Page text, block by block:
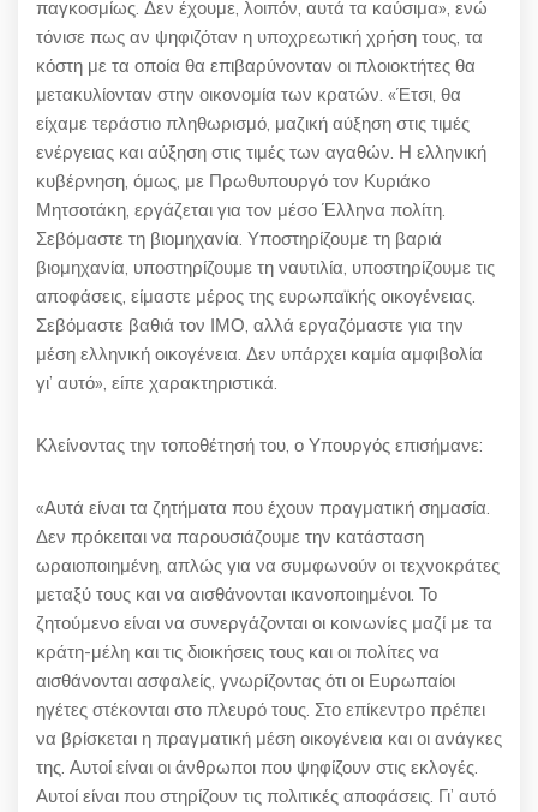
παγκοσμίως. Δεν έχουμε, λοιπόν, αυτά τα καύσιμα», ενώ
τόνισε πως αν ψηφιζόταν η υποχρεωτική χρήση τους, τα
κόστη με τα οποία θα επιβαρύνονταν οι πλοιοκτήτες θα
μετακυλίονταν στην οικονομία των κρατών. «Έτσι, θα
είχαμε τεράστιο πληθωρισμό, μαζική αύξηση στις τιμές
ενέργειας και αύξηση στις τιμές των αγαθών. Η ελληνική
κυβέρνηση, όμως, με Πρωθυπουργό τον Κυριάκο
Μητσοτάκη, εργάζεται για τον μέσο Έλληνα πολίτη.
Σεβόμαστε τη βιομηχανία. Υποστηρίζουμε τη βαριά
βιομηχανία, υποστηρίζουμε τη ναυτιλία, υποστηρίζουμε τις
αποφάσεις, είμαστε μέρος της ευρωπαϊκής οικογένειας.
Σεβόμαστε βαθιά τον ΙΜΟ, αλλά εργαζόμαστε για την
μέση ελληνική οικογένεια. Δεν υπάρχει καμία αμφιβολία
γι’ αυτό», είπε χαρακτηριστικά.
Κλείνοντας την τοποθέτησή του, ο Υπουργός επισήμανε:
«Αυτά είναι τα ζητήματα που έχουν πραγματική σημασία.
Δεν πρόκειται να παρουσιάζουμε την κατάσταση
ωραιοποιημένη, απλώς για να συμφωνούν οι τεχνοκράτες
μεταξύ τους και να αισθάνονται ικανοποιημένοι. Το
ζητούμενο είναι να συνεργάζονται οι κοινωνίες μαζί με τα
κράτη-μέλη και τις διοικήσεις τους και οι πολίτες να
αισθάνονται ασφαλείς, γνωρίζοντας ότι οι Ευρωπαίοι
ηγέτες στέκονται στο πλευρό τους. Στο επίκεντρο πρέπει
να βρίσκεται η πραγματική μέση οικογένεια και οι ανάγκες
της. Αυτοί είναι οι άνθρωποι που ψηφίζουν στις εκλογές.
Αυτοί είναι που στηρίζουν τις πολιτικές αποφάσεις. Γι’ αυτό